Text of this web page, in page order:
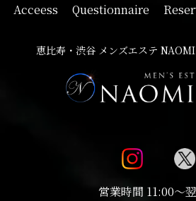
Acceess
Questionnaire
恵比寿・渋谷 メンズエステ
営業時間 11:00～